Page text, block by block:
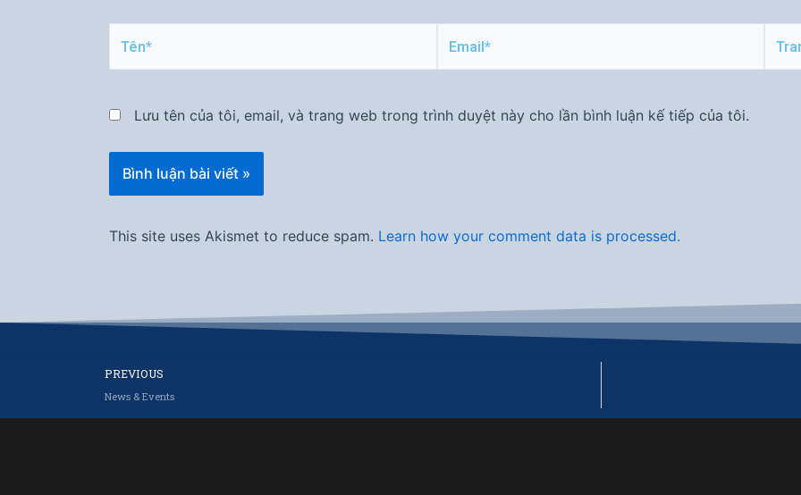
web
Lưu tên của tôi, email, và trang web trong trình duyệt này cho lần bình luận kế tiếp của tôi.
This site uses Akismet to reduce spam. Learn how your comment data is processed.
Prev
PREVIOUS
News & Events